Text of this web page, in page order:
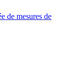
de mesures de